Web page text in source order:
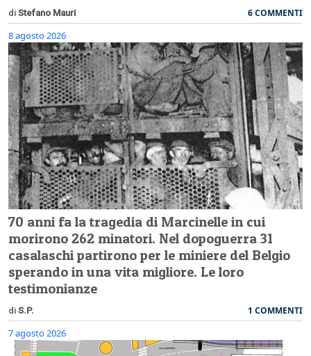
di Stefano Mauri 6 COMMENTI
8 agosto 2026
70 anni fa la tragedia di Marcinelle in cui
morirono 262 minatori. Nel dopoguerra 31
casalaschi partirono per le miniere del Belgio
sperando in una vita migliore. Le loro
testimonianze
di S.P. 1 COMMENTI
7 agosto 2026